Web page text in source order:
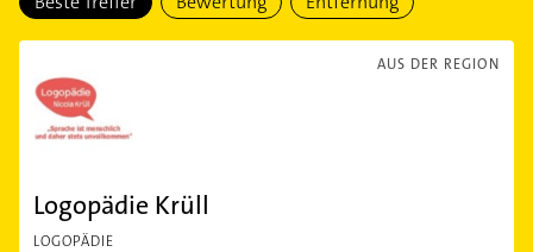
AUS DER REGION
Logopädie Krüll
LOGOPÄDIE